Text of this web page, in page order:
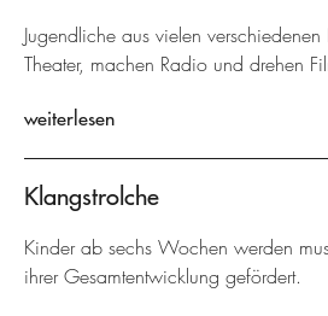
Jugendliche aus vielen
Theater, machen Radio und drehen
weiterlesen
Klangstrolche
Kinder ab sechs Wochen werden
ihrer Gesamtentwicklung gefördert.